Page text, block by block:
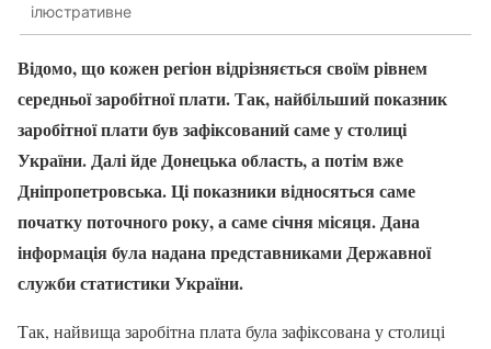
ілюстративне
Відомо, що кожен регіон відрізняється своїм рівнем
середньої заробітної плати. Так, найбільший показник
заробітної плати був зафіксований саме у столиці
України. Далі йде Донецька область, а потім вже
Дніпропетровська. Ці показники відносяться саме
початку поточного року, а саме січня місяця. Дана
інформація була надана представниками Державної
служби статистики України.
Так, найвища заробітна плата була зафіксована у столиці